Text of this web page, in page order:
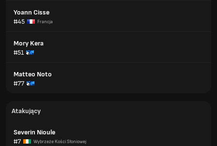
Yoann Cisse
#45
Francja
Mory Kera
#51
Matteo Noto
#77
Atakujący
Severin Nioule
#7
Wybrzeże Kości Słoniowej